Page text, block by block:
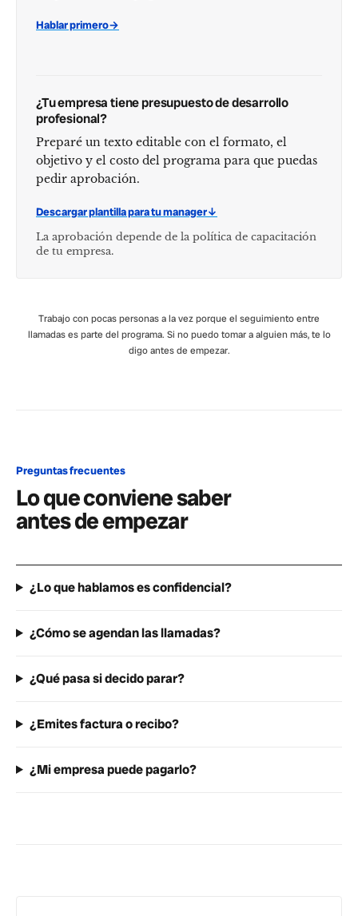
Hablar primero→
¿Tu empresa tiene presupuesto de desarrollo
profesional?
Preparé un texto editable con el formato, el
objetivo y el costo del programa para que puedas
pedir aprobación.
Descargar plantilla para tu manager↓
La aprobación depende de la política de capacitación
de tu empresa.
Trabajo con pocas personas a la vez porque el seguimiento entre
llamadas es parte del programa. Si no puedo tomar a alguien más, te lo
digo antes de empezar.
Preguntas frecuentes
Lo que conviene saber
antes de empezar
¿Lo que hablamos es confidencial?
¿Cómo se agendan las llamadas?
¿Qué pasa si decido parar?
¿Emites factura o recibo?
¿Mi empresa puede pagarlo?